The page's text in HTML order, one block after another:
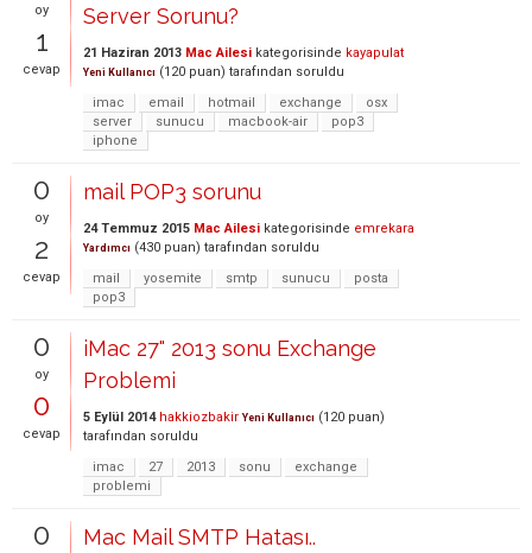
oy
1
cevap
Server Sorunu?
21 Haziran 2013 Mac Ailesi kategorisinde kayapulat
Yeni Kullanıcı (120 puan) tarafından soruldu
imac
email hotmail exchange
osx
server
sunucu macbook-air
pop3
iphone
0
oy
2
cevap
mail POP3 sorunu
24 Temmuz 2015 Mac Ailesi kategorisinde emrekara
Yardımcı (430 puan) tarafından soruldu
mail
yosemite smtp sunucu
posta
pop3
0
oy
0
cevap
iMac 27" 2013 sonu Exchange
Problemi
5 Eylül 2014 hakkiozbakir Yeni Kullanıcı (120 puan)
tarafından soruldu
imac
27 2013 sonu
exchange
problemi
0 Mac Mail SMTP Hatası..